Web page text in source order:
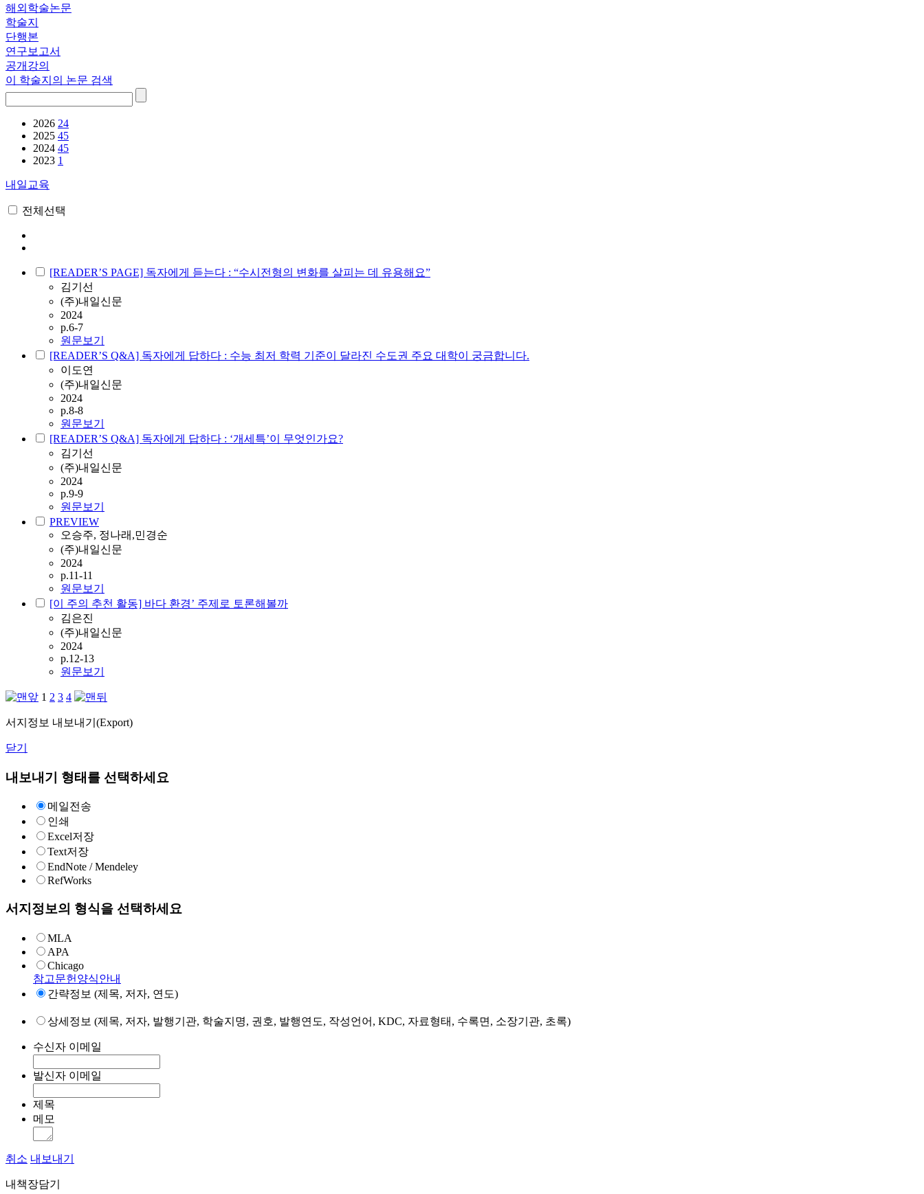
해외학술논문
학술지
단행본
연구보고서
공개강의
이 학술지의 논문 검색
2026 24
2025 45
2024 45
2023 1
내일교육
전체선택
[READER’S PAGE] 독자에게 듣는다 : “수시전형의 변화를 살피는 데 유용해요”
김기선
(주)내일신문
2024
p.6-7
원문보기
[READER’S Q&A] 독자에게 답하다 : 수능 최저 학력 기준이 달라진 수도권 주요 대학이 궁금합니다.
이도연
(주)내일신문
2024
p.8-8
원문보기
[READER’S Q&A] 독자에게 답하다 : ‘개세특’이 무엇인가요?
김기선
(주)내일신문
2024
p.9-9
원문보기
PREVIEW
오승주, 정나래,민경순
(주)내일신문
2024
p.11-11
원문보기
[이 주의 추천 활동] 바다 환경’ 주제로 토론해볼까
김은진
(주)내일신문
2024
p.12-13
원문보기
1 2 3 4
서지정보 내보내기(Export)
닫기
내보내기 형태를 선택하세요
메일전송
인쇄
Excel저장
Text저장
EndNote / Mendeley
RefWorks
서지정보의 형식을 선택하세요
MLA
APA
Chicago
참고문헌양식안내
간략정보 (제목, 저자, 연도)
상세정보 (제목, 저자, 발행기관, 학술지명, 권호, 발행연도, 작성언어, KDC, 자료형태, 수록면, 소장기관, 초록)
수신자 이메일
발신자 이메일
제목
메모
취소 내보내기
내책장담기